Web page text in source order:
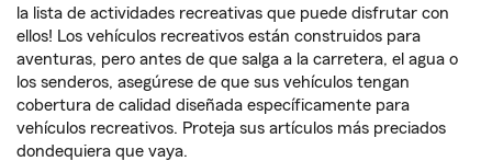
la lista de actividades recreativas que puede disfrutar con
ellos! Los vehículos recreativos están construidos para
aventuras, pero antes de que salga a la carretera, el agua o
los senderos, asegúrese de que sus vehículos tengan
cobertura de calidad diseñada específicamente para
vehículos recreativos. Proteja sus artículos más preciados
dondequiera que vaya.